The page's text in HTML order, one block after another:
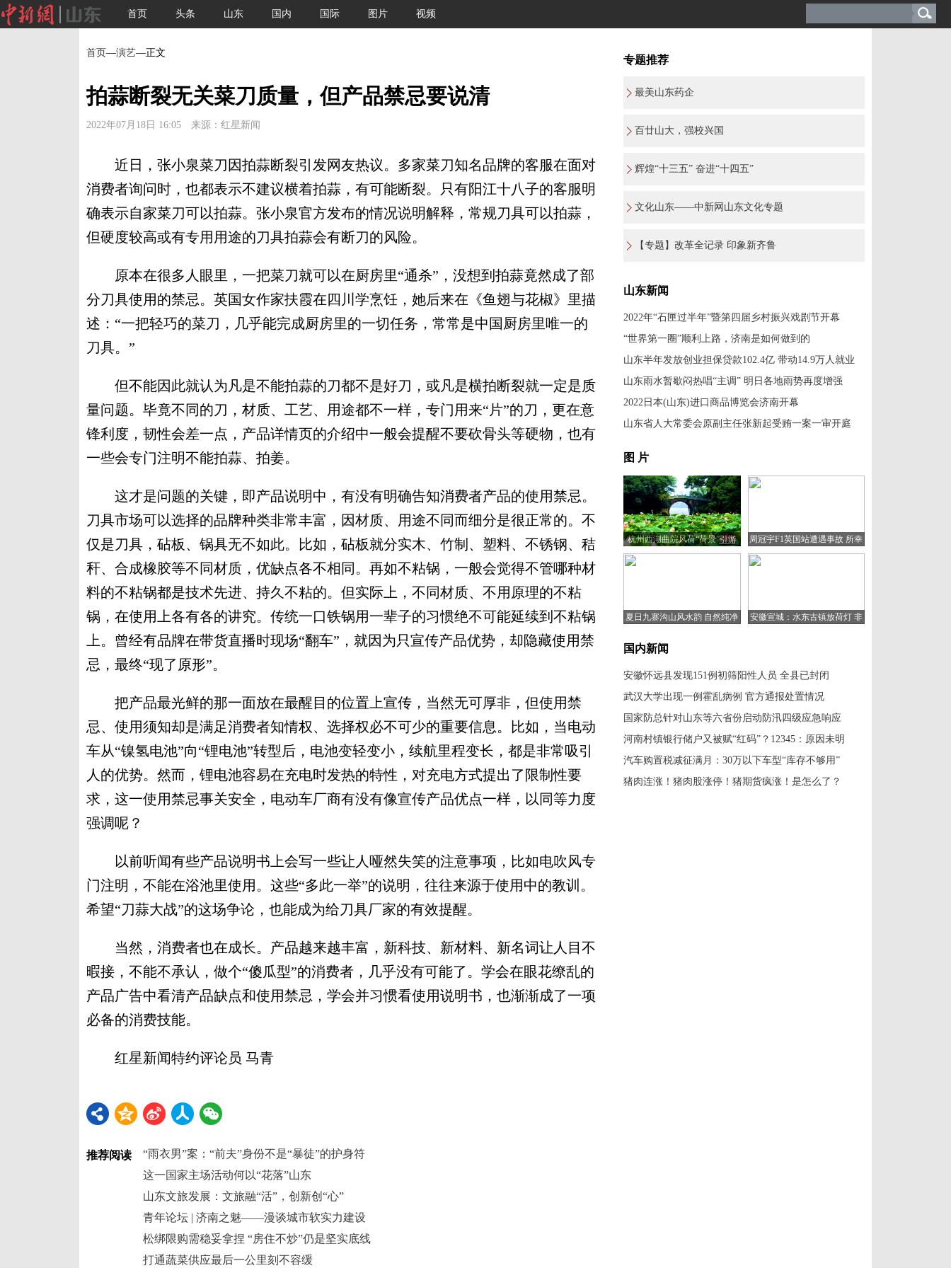
首页 头条 山东 国内 国际 图片 视频
首页—演艺—正文
拍蒜断裂无关菜刀质量，但产品禁忌要说清
2022年07月18日 16:05 来源：红星新闻
近日，张小泉菜刀因拍蒜断裂引发网友热议。多家菜刀知名品牌的客服在面对
消费者询问时，也都表示不建议横着拍蒜，有可能断裂。只有阳江十八子的客服明
确表示自家菜刀可以拍蒜。张小泉官方发布的情况说明解释，常规刀具可以拍蒜，
但硬度较高或有专用用途的刀具拍蒜会有断刀的风险。
原本在很多人眼里，一把菜刀就可以在厨房里“通杀”，没想到拍蒜竟然成了部
分刀具使用的禁忌。英国女作家扶霞在四川学烹饪，她后来在《鱼翅与花椒》里描
述：“一把轻巧的菜刀，几乎能完成厨房里的一切任务，常常是中国厨房里唯一的
刀具。”
但不能因此就认为凡是不能拍蒜的刀都不是好刀，或凡是横拍断裂就一定是质
量问题。毕竟不同的刀，材质、工艺、用途都不一样，专门用来“片”的刀，更在意
锋利度，韧性会差一点，产品详情页的介绍中一般会提醒不要砍骨头等硬物，也有
一些会专门注明不能拍蒜、拍姜。
这才是问题的关键，即产品说明中，有没有明确告知消费者产品的使用禁忌。
刀具市场可以选择的品牌种类非常丰富，因材质、用途不同而细分是很正常的。不
仅是刀具，砧板、锅具无不如此。比如，砧板就分实木、竹制、塑料、不锈钢、秸
秆、合成橡胶等不同材质，优缺点各不相同。再如不粘锅，一般会觉得不管哪种材
料的不粘锅都是技术先进、持久不粘的。但实际上，不同材质、不用原理的不粘
锅，在使用上各有各的讲究。传统一口铁锅用一辈子的习惯绝不可能延续到不粘锅
上。曾经有品牌在带货直播时现场“翻车”，就因为只宣传产品优势，却隐藏使用禁
忌，最终“现了原形”。
把产品最光鲜的那一面放在最醒目的位置上宣传，当然无可厚非，但使用禁
忌、使用须知却是满足消费者知情权、选择权必不可少的重要信息。比如，当电动
车从“镍氢电池”向“锂电池”转型后，电池变轻变小，续航里程变长，都是非常吸引
人的优势。然而，锂电池容易在充电时发热的特性，对充电方式提出了限制性要
求，这一使用禁忌事关安全，电动车厂商有没有像宣传产品优点一样，以同等力度
强调呢？
以前听闻有些产品说明书上会写一些让人哑然失笑的注意事项，比如电吹风专
门注明，不能在浴池里使用。这些“多此一举”的说明，往往来源于使用中的教训。
希望“刀蒜大战”的这场争论，也能成为给刀具厂家的有效提醒。
当然，消费者也在成长。产品越来越丰富，新科技、新材料、新名词让人目不
暇接，不能不承认，做个“傻瓜型”的消费者，几乎没有可能了。学会在眼花缭乱的
产品广告中看清产品缺点和使用禁忌，学会并习惯看使用说明书，也渐渐成了一项
必备的消费技能。
红星新闻特约评论员 马青
推荐阅读
“雨衣男”案：“前夫”身份不是“暴徒”的护身符
这一国家主场活动何以“花落”山东
山东文旅发展：文旅融“活”，创新创“心”
青年论坛 | 济南之魅——漫谈城市软实力建设
松绑限购需稳妥拿捏 “房住不炒”仍是坚实底线
打通蔬菜供应最后一公里刻不容缓
专题推荐
最美山东药企
百廿山大，强校兴国
辉煌“十三五” 奋进“十四五”
文化山东——中新网山东文化专题
【专题】改革全记录 印象新齐鲁
山东新闻
2022年“石匣过半年”暨第四届乡村振兴戏剧节开幕
“世界第一圈”顺利上路，济南是如何做到的
山东半年发放创业担保贷款102.4亿 带动14.9万人就业
山东雨水暂歇闷热唱“主调” 明日各地雨势再度增强
2022日本(山东)进口商品博览会济南开幕
山东省人大常委会原副主任张新起受贿一案一审开庭
图 片
杭州西湖曲院风荷“荷景”引游
人
周冠宇F1英国站遭遇事故 所幸
人无大碍
夏日九寨沟山风水韵 自然纯净
安徽宣城：水东古镇放荷灯 非
国内新闻
安徽怀远县发现151例初筛阳性人员 全县已封闭
武汉大学出现一例霍乱病例 官方通报处置情况
国家防总针对山东等六省份启动防汛四级应急响应
河南村镇银行储户又被赋“红码”？12345：原因未明
汽车购置税减征满月：30万以下车型“库存不够用”
猪肉连涨！猪肉股涨停！猪期货疯涨！是怎么了？